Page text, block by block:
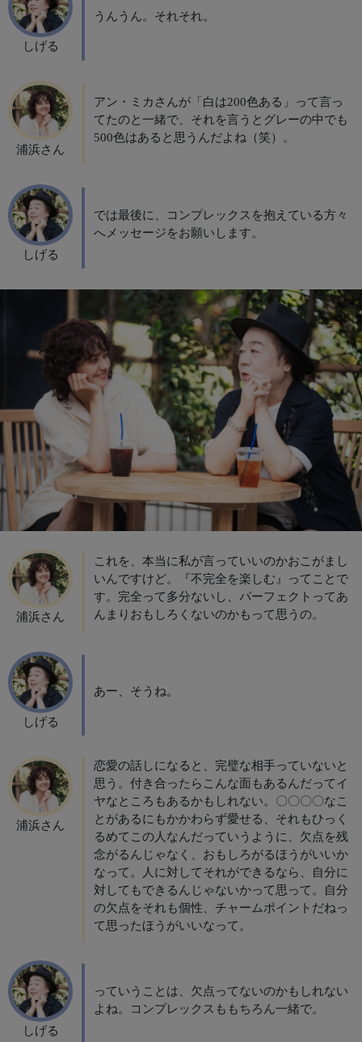
しげる
うんうん。それそれ。
浦浜さん
アン・ミカさんが「白は200色ある」って言っ
てたのと一緒で、それを言うとグレーの中でも
500色はあると思うんだよね（笑）。
しげる
では最後に、コンプレックスを抱えている方々
へメッセージをお願いします。
浦浜さん
これを、本当に私が言っていいのかおこがまし
いんですけど。『不完全を楽しむ』ってことで
す。完全って多分ないし、パーフェクトってあ
んまりおもしろくないのかもって思うの。
しげる
あー、そうね。
浦浜さん
恋愛の話しになると、完璧な相手っていないと
思う。付き合ったらこんな面もあるんだってイ
ヤなところもあるかもしれない。〇〇〇〇なこ
とがあるにもかかわらず愛せる、それもひっく
るめてこの人なんだっていうように、欠点を残
念がるんじゃなく、おもしろがるほうがいいか
なって。人に対してそれができるなら、自分に
対してもできるんじゃないかって思って。自分
の欠点をそれも個性、チャームポイントだねっ
て思ったほうがいいなって。
しげる
っていうことは、欠点ってないのかもしれない
よね。コンプレックスももちろん一緒で。